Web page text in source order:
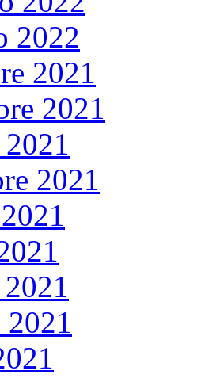
2022
2021
2021
2021